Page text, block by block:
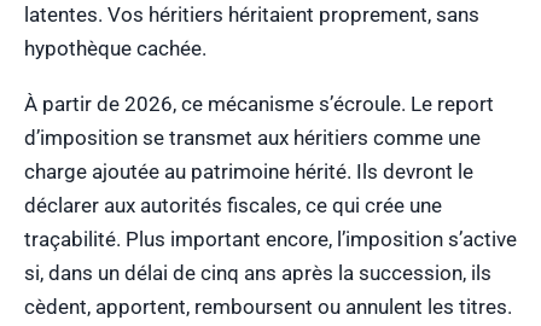
latentes. Vos héritiers héritaient proprement, sans
hypothèque cachée.
À partir de 2026, ce mécanisme s’écroule. Le report
d’imposition se transmet aux héritiers comme une
charge ajoutée au patrimoine hérité. Ils devront le
déclarer aux autorités fiscales, ce qui crée une
traçabilité. Plus important encore, l’imposition s’active
si, dans un délai de cinq ans après la succession, ils
cèdent, apportent, remboursent ou annulent les titres.